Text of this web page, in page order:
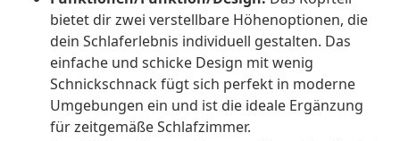
bietet dir zwei verstellbare Höhenoptionen, die
dein Schlaferlebnis individuell gestalten. Das
einfache und schicke Design mit wenig
Schnickschnack fügt sich perfekt in moderne
Umgebungen ein und ist die ideale Ergänzung
für zeitgemäße Schlafzimmer.